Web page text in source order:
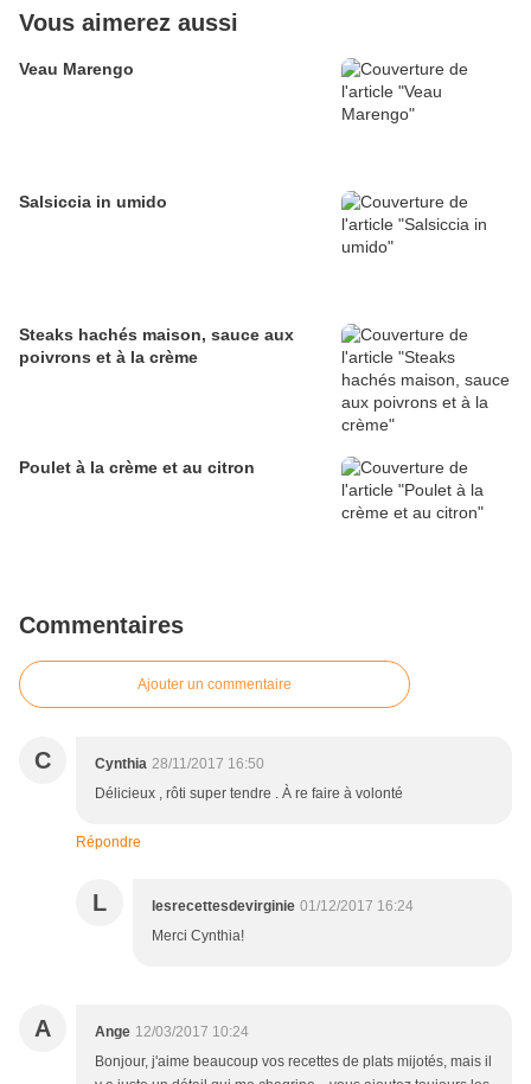
Vous aimerez aussi
Veau Marengo
Salsiccia in umido
Steaks hachés maison, sauce aux
poivrons et à la crème
Poulet à la crème et au citron
Commentaires
Ajouter un commentaire
C Cynthia 28/11/2017 16:50
Délicieux , rôti super tendre . À re faire à volonté
Répondre
L lesrecettesdevirginie 01/12/2017 16:24
Merci Cynthia!
A Ange 12/03/2017 10:24
Bonjour, j'aime beaucoup vos recettes de plats mijotés, mais il